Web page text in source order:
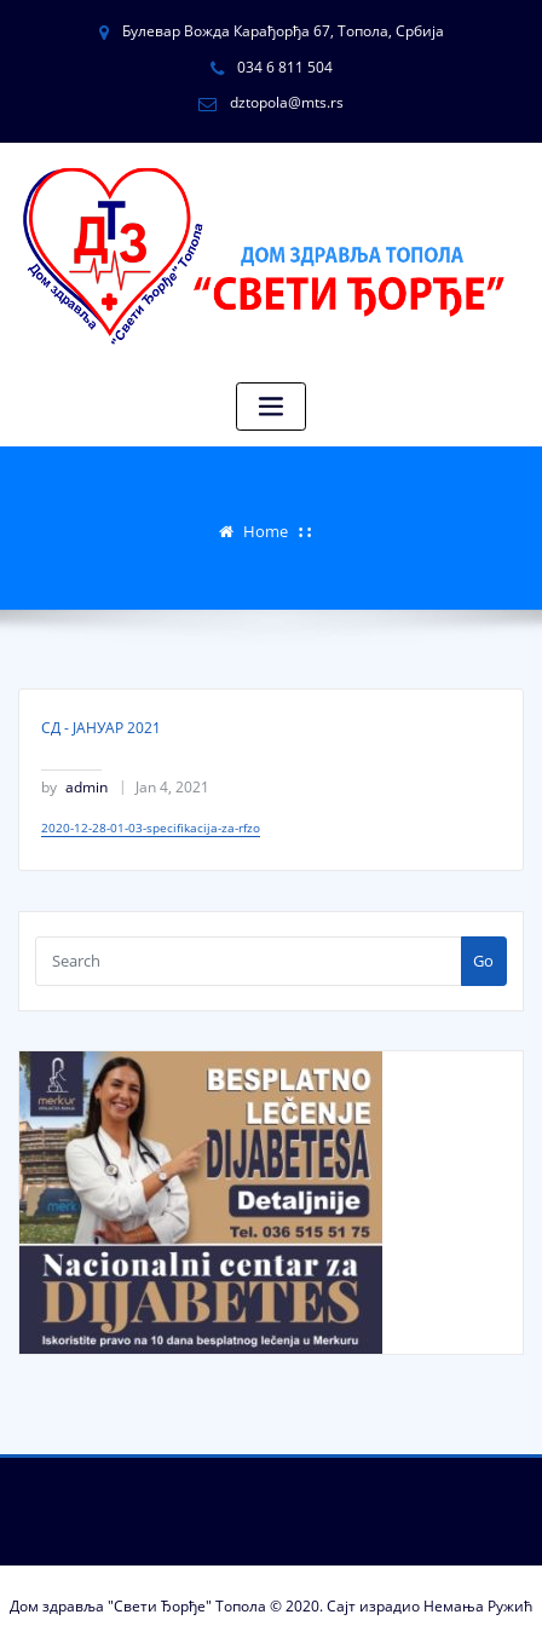
Булевар Вожда Карађорђа 67, Топола, Србија
034 6 811 504
dztopola@mts.rs
Home
СД - ЈАНУАР 2021
by admin Jan 4, 2021
2020-12-28-01-03-specifikacija-za-rfzo
Go
Дом здравља "Свети Ђорђе" Топола © 2020. Сајт израдио Немања Ружић